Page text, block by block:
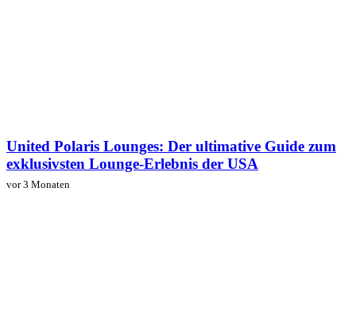
United Polaris Lounges: Der ultimative Guide zum
exklusivsten Lounge-Erlebnis der USA
vor 3 Monaten